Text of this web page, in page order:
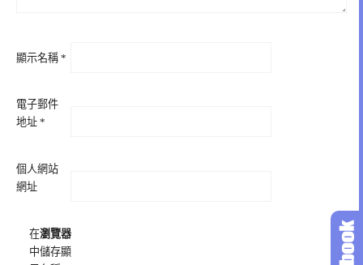
顯示名稱 *
電子郵件
地址 *
個人網站
網址
在瀏覽器
中儲存顯